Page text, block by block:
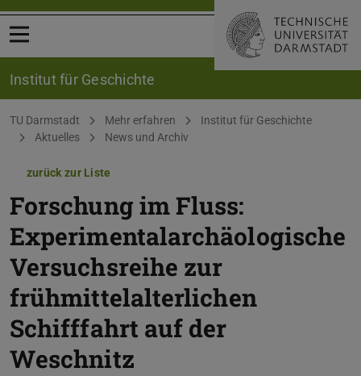
Menü öffnen
Institut für Geschichte
Sie befinden sich hier:
TU Darmstadt Mehr erfahren
Institut für Geschichte
Aktuelles
News und Archiv
zurück zur Liste
Forschung im Fluss:
Experimentalarchäologische
Versuchsreihe zur
frühmittelalterlichen
Schifffahrt auf der
Weschnitz